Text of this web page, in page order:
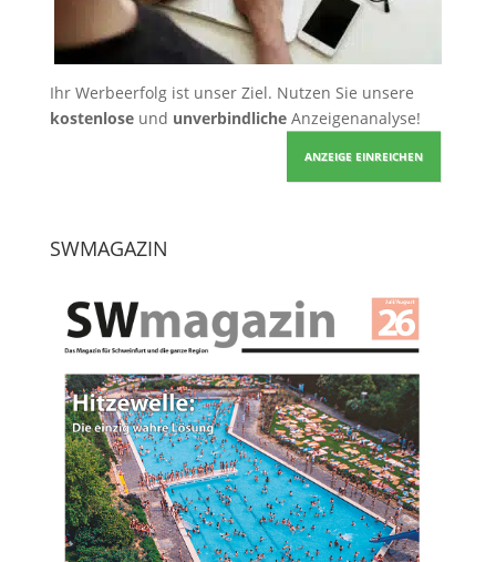
Ihr Werbeerfolg ist unser Ziel. Nutzen Sie unsere
kostenloseund unverbindlicheAnzeigenanalyse!
ANZEIGE EINREICHEN
SWMAGAZIN